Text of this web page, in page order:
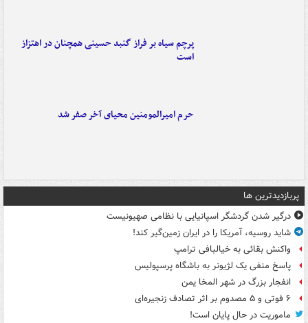
پرچم سیاه بر فراز گنبد حسینی همچنان در اهتزاز
است
حرم امیرالمومنین محیای آخر صفر شد
پربازدیدترین ها
درگیر شدن گردشگر اسپانیایی با نظامی صهیونیست
شاید روسیه، آمریکا را در ایران زمین‌گیر کند!
واکنش بقائی به خیالبافی ترامپ
پاسخ منفی یک لژیونر به باشگاه پرسپولیس
انفجار بزرگ در شهر المخا یمن
۶ فوتی و ۵ مصدوم بر اثر تصادف زنجیره‌ای
ماموریت در حال پایان است!